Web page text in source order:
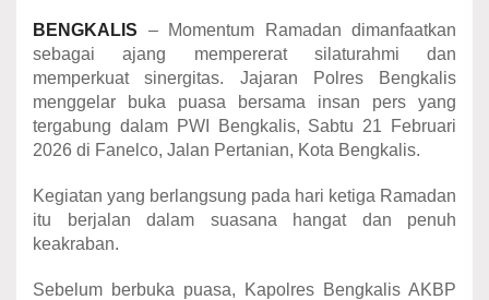
BENGKALIS – Momentum Ramadan dimanfaatkan
sebagai ajang mempererat silaturahmi dan
memperkuat sinergitas. Jajaran Polres Bengkalis
menggelar buka puasa bersama insan pers yang
tergabung dalam PWI Bengkalis, Sabtu 21 Februari
2026 di Fanelco, Jalan Pertanian, Kota Bengkalis.
Kegiatan yang berlangsung pada hari ketiga Ramadan
itu berjalan dalam suasana hangat dan penuh
keakraban.
Sebelum berbuka puasa, Kapolres Bengkalis AKBP